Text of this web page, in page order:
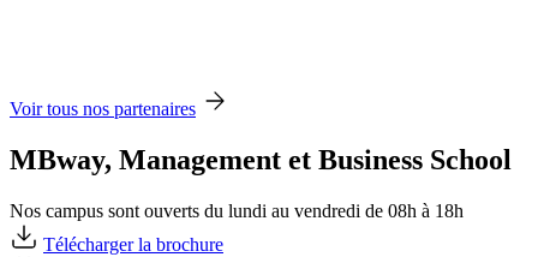
Voir tous nos partenaires
MBway, Management et Business School
Nos campus sont ouverts du lundi au vendredi de 08h à 18h
Télécharger la brochure